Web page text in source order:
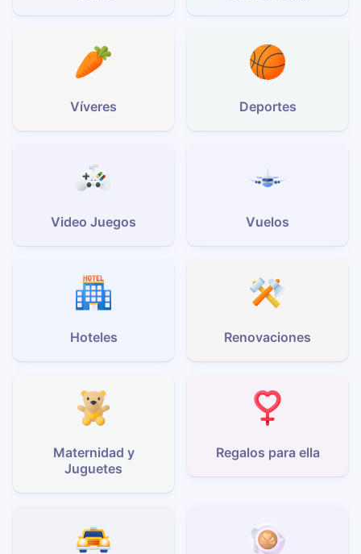
Víveres Deportes
Video Juegos Vuelos
Hoteles Renovaciones
Maternidad y
Juguetes
Regalos para ella